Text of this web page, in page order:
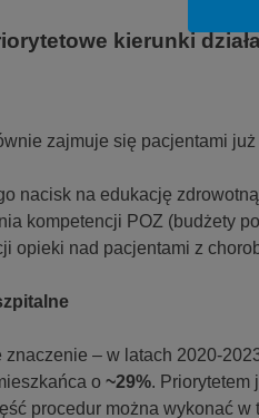
kierunki
zajmuje się pacjentami
nacisk na edukację
kompetencji POZ (budżety
opieki nad pacjentami z
znaczenie – w latach 2020-
o ~29%. Priorytetem
procedur można wykonać